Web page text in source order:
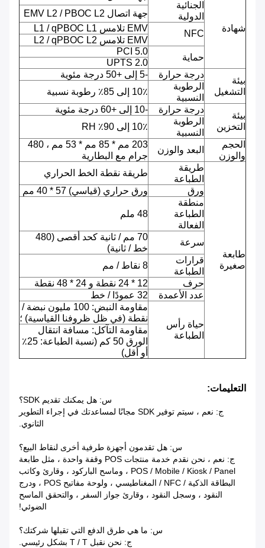
شهادة
الجنائية
الدولية
جهة اتصال EMV L2 / PBOC L2
NFC
EMV تلامس L1 / qPBOC L1
EMV تلامس L2 / qPBOC L2
حماية
PCI 5.0
UPTS 2.0
بيئة
التشغيل
درجة حرارة
-5 إلى +50 درجة مئوية
الرطوبة
النسبية
10٪ إلى 85٪ رطوبة نسبية
بيئة
التخزين
درجة حرارة
-10 إلى +60 درجة مئوية
الرطوبة
النسبية
10٪ إلى 90٪ RH
الحجم
والوزن
البعد والوزن
203 مم * 85 مم * 53 مم ، 480
جرام مع البطارية
طابعة
صغيرة
طريقة
الطباعة
طريقة نقطة الخط الحراري
ورق
ورق حراري (قياسي) 57 * 40 مم
منطقة
الطباعة
الفعالة
48 ملم
سرعة
70 مم / ثانية كحد أقصى (480
خط / ثانية)
قرارات
الطباعة
8 نقاط / مم
حرف
12 * 24 نقطة و 24 * 48 نقطة
عدد الأعمدة
32 عمودًا / خط
حياة رأس
الطباعة
مقاومة النبض: 100 مليون نبضة /
نقطة (في ظل ظروفنا القياسية) ؛
مقاومة التآكل: مسافة انتقال
الورق 50 كم (نسبة الطباعة: 25٪
أو أقل)
التعليمات:
س: هل يمكنك تقديم SDK؟
ج: نعم ، سيتم توفير SDK مجانًا لمساعدتك في إجراء التطوير
الثانوي.
س: هل تقدمون أجهزة طرفية أخرى لنقاط البيع؟
ج: نعم ، نحن نقدم خدمة منتجات POS وقفة واحدة ، مثل طابعة
POS / Mobile / Kiosk / Panel ، وماسح الباركود ، وقارئ وكاتب
البطاقة الذكية / NFC / المغناطيسي ، ولوحة مفاتيح POS ، ودرج
النقود ، وسجل النقود ، وقارئ جواز السفر ، والتحقق الماسح
الضوئي!
س: ما هي طرق الدفع التي تقبلها شركتك؟
ج: نحن نقبل T / T بشكل رئيسي.